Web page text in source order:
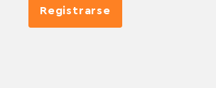
Registrarse